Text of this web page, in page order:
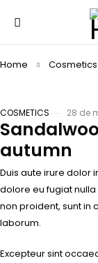
Home Cosmetics
COSMETICS 28 de
autumn
Duis aute irure dolor
dolore eu fugiat
non proident, sunt in
laborum.
Excepteur sint